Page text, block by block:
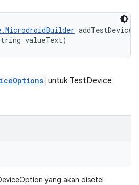
valueText)
untuk TestDevice
yang akan disetel